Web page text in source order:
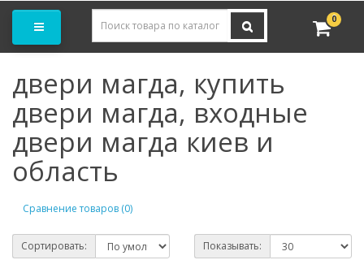
0
двери магда, купить
двери магда, входные
двери магда киев и
область
Сравнение товаров (0)
Сортировать: Показывать: